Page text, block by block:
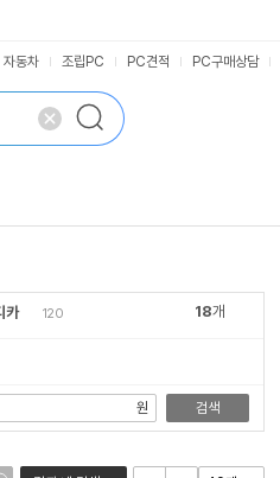
자동차 조립PC PC견적 PC구매상담
카 120 18개
원 검색